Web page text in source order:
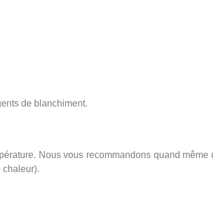
de blanchiment.
Nous vous recommandons quand
chaleur).